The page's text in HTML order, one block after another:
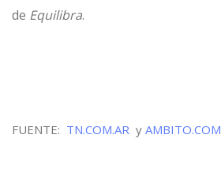
de Equilibra.
FUENTE: TN.COM.AR y AMBITO.COM